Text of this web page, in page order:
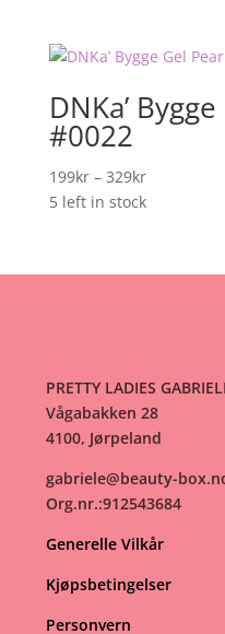
DNKa’
#0022
199kr – 329krPrisområde:
199kr
5 left in stock
PRETTY LADIES
Vågabakken 28
4100, Jørpeland
gabriele@beauty-
Org.nr.:912543684
Generelle Vilkår
Kjøpsbetingelser
Personvern